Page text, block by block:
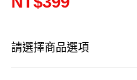
請選擇商品選項